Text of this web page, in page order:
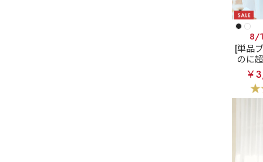
8/
[単品
のに
ック
ク ブ
ー
￥